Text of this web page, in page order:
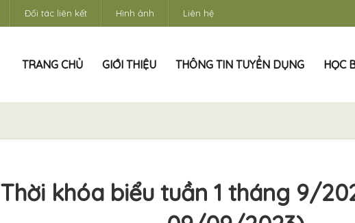
Đối tác liên kết Hình ảnh Liên hệ
TRANG CHỦ GIỚI THIỆU THÔNG TIN TUYỂN DỤNG HỌC
Thời khóa biểu tuần 1 tháng 9/